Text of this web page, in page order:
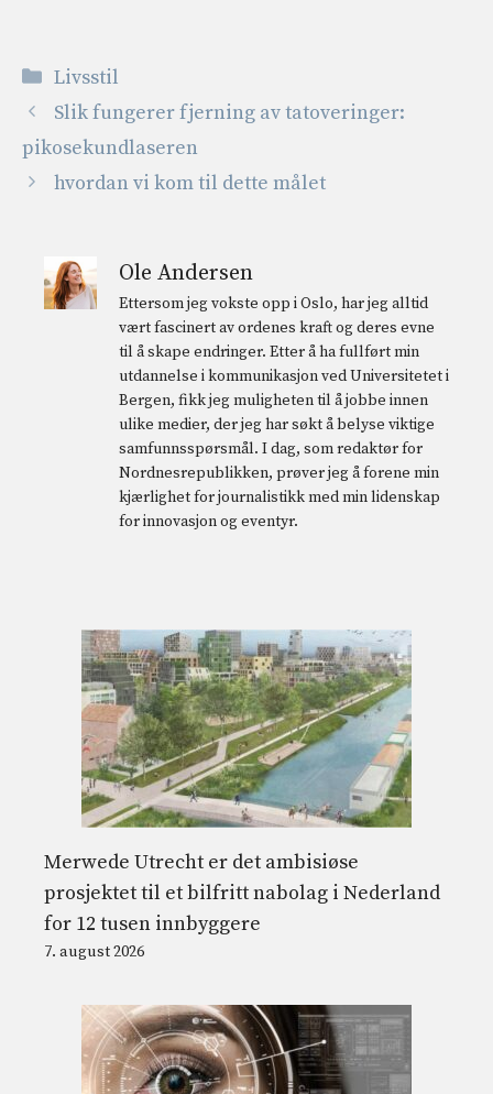
Kategorier
Livsstil
Slik fungerer fjerning av tatoveringer:
pikosekundlaseren
hvordan vi kom til dette målet
Ole Andersen
Ettersom jeg vokste opp i Oslo, har jeg alltid
vært fascinert av ordenes kraft og deres evne
til å skape endringer. Etter å ha fullført min
utdannelse i kommunikasjon ved Universitetet i
Bergen, fikk jeg muligheten til å jobbe innen
ulike medier, der jeg har søkt å belyse viktige
samfunnsspørsmål. I dag, som redaktør for
Nordnesrepublikken, prøver jeg å forene min
kjærlighet for journalistikk med min lidenskap
for innovasjon og eventyr.
Merwede Utrecht er det ambisiøse
prosjektet til et bilfritt nabolag i Nederland
for 12 tusen innbyggere
7. august 2026